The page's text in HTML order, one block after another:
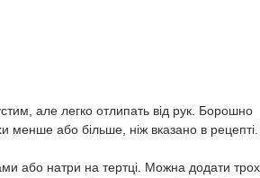
але легко отлипать від рук. Борошно
менше або більше, ніж вказано в рецепті.
або натри на тертці. Можна додати